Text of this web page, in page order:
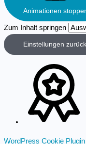
Animationen
Zum Inhalt springen
Einstellungen
WordPress Cookie